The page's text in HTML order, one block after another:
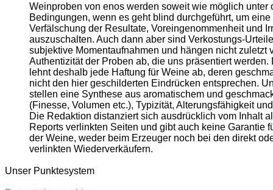
Weinproben von enos werden soweit wie möglich unter
Bedingungen, wenn es geht blind durchgeführt, um
Verfälschung der Resultate, Voreingenommenheit und
auszuschalten. Auch dann aber sind Verkostungs-
subjektive Momentaufnahmen und hängen nicht zuletzt
Authentizität der Proben ab, die uns präsentiert werden.
lehnt deshalb jede Haftung für Weine ab, deren
nicht den hier geschilderten Eindrücken entsprechen.
stellen eine Synthese aus aromatischem und
(Finesse, Volumen etc.), Typizität, Alterungsfähigkeit
Die Redaktion distanziert sich ausdrücklich vom Inhalt
Reports verlinkten Seiten und gibt auch keine Garantie
der Weine, weder beim Erzeuger noch bei den direkt
verlinkten Wiederverkäufern.
Unser Punktesystem